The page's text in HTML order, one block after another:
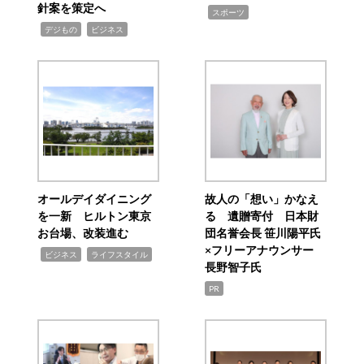
針案を策定へ
デジもの ビジネス
スポーツ
オールデイダイニング
を一新 ヒルトン東京
お台場、改装進む
ビジネス ライフスタイル
故人の「想い」かなえ
る 遺贈寄付 日本財
団名誉会長 笹川陽平氏
×フリーアナウンサー
長野智子氏
PR